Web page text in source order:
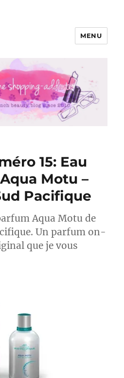
Shopping-addicte
MENU
15: Eau
Motu –
Pacifique
Aqua Motu de
Un parfum on-
que je vous